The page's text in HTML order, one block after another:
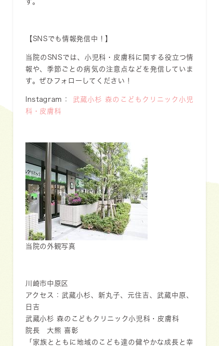
す。
【SNSでも情報発信中！】
当院のSNSでは、小児科・皮膚科に関する役立つ情
報や、季節ごとの病気の注意点などを発信していま
す。ぜひフォローしてください！
Instagram：
武蔵小杉 森のこどもクリニック小児
科・皮膚科
当院の外観写真
川崎市中原区
アクセス：武蔵小杉、新丸子、元住吉、武蔵中原、
日吉
武蔵小杉 森のこどもクリニック小児科・皮膚科
院長 大熊 喜彰
「家族とともに地域のこども達の健やかな成長と幸